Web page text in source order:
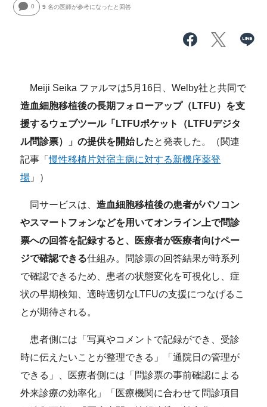
0 9 名の医師が参考になったと回答
Meiji Seika ファルマは5月16日、Welby社と共同で
造血細胞移植後の長期フォローアップ（LTFU）を支
援するウェブツール「LTFUポケット（LTFUデジタ
ル問診票）」の提供を開始したと発表した。（関連
記事「慢性移植片対宿主病に対する新機序薬登
場 」）
同サービスは、造血細胞移植後の患者がパソコン
やスマートフォンなどを用いてオンライン上で問診
票への回答を記録すると、医療者が医療者向けペー
ジで確認できる仕組み。問診票の回答結果が時系列
で確認できるため、患者の状態変化を可視化し、症
状の早期検知、適時適切なLTFUの支援につなげるこ
とが期待される。
患者側には「写真やコメントで記録ができ、受診
時に伝えたいことが整理できる」「通院日の管理が
できる」、医療者側には「問診票の事前確認による
外来診療の効率化」「医療機関に合わせて問診項目